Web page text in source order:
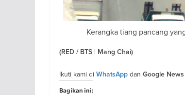
Kerangka tiang pancang
(RED / BTS | Mang Chai)
Ikuti kami di WhatsApp dan Google News
Bagikan ini: